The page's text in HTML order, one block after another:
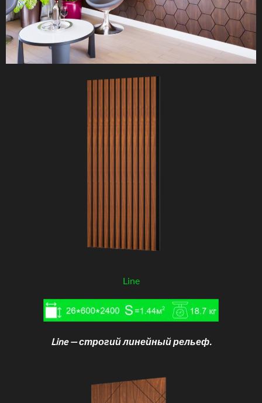
Line
Line — строгий линейный рельеф.